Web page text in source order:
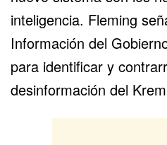
inteligencia. Fleming
Información del
para identificar y
desinformación del